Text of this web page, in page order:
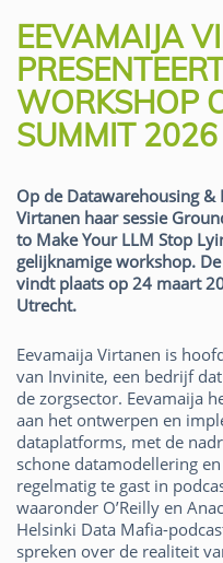
EEVAMAIJA
WORKSHOP
SUMMIT 2026
Op de Datawarehousing
Virtanen haar sessie
to Make Your LLM Stop
gelijknamige workshop.
vindt plaats op 24 maart
Utrecht.
Eevamaija Virtanen is
van Invinite, een bedrijf
de zorgsector. Eevamaija
aan het ontwerpen en
dataplatforms, met de
schone datamodellering
regelmatig te gast in
waaronder O’Reilly en
Helsinki Data Mafia-
spreken over de realiteit